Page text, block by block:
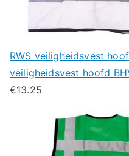
RWS veiligheidsvest
veiligheidsvest hoofd
€13.25